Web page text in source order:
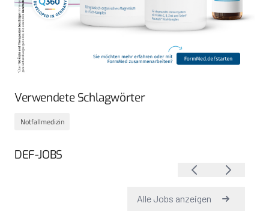
Verwendete Schlagwörter
Notfallmedizin
DEF-JOBS